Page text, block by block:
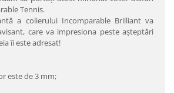
Tennis.
a colierului Incomparable Brilliant va
care va impresiona peste aşteptări
îi este adresat!
este de 3 mm;